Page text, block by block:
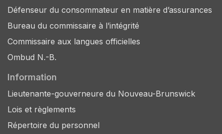
Défenseur du consommateur en matière d’assurances
Bureau du commissaire à l’intégrité
Commissaire aux langues officielles
Ombud N.-B.
Information
Lieutenante-gouverneure du Nouveau-Brunswick
Lois et règlements
Répertoire du personnel